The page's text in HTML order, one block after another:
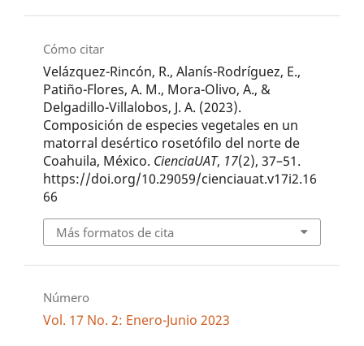
Cómo citar
Velázquez-Rincón, R., Alanís-Rodríguez, E.,
Patiño-Flores, A. M., Mora-Olivo, A., &
Delgadillo-Villalobos, J. A. (2023).
Composición de especies vegetales en un
matorral desértico rosetófilo del norte de
Coahuila, México. CienciaUAT, 17(2), 37–51.
https://doi.org/10.29059/cienciauat.v17i2.16
66
Más formatos de cita
Número
Vol. 17 No. 2: Enero-Junio 2023